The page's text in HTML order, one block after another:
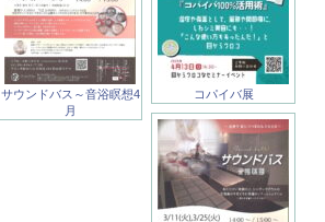
サウンドバス～音浴瞑想4
月
コパイバ展